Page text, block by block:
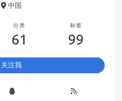
中国
分类
61
标签
99
关注我